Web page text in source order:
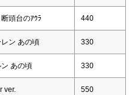
頭台のｱｳﾗ 440
ン あの頃 330
あの頃 330
ver. 550